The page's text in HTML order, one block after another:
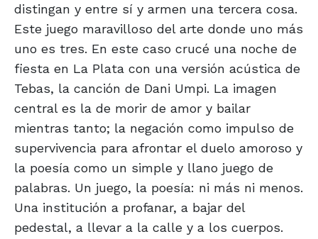
distingan y entre sí y armen una tercera cosa.
Este juego maravilloso del arte donde uno más
uno es tres. En este caso crucé una noche de
fiesta en La Plata con una versión acústica de
Tebas, la canción de Dani Umpi. La imagen
central es la de morir de amor y bailar
mientras tanto; la negación como impulso de
supervivencia para afrontar el duelo amoroso y
la poesía como un simple y llano juego de
palabras. Un juego, la poesía: ni más ni menos.
Una institución a profanar, a bajar del
pedestal, a llevar a la calle y a los cuerpos.